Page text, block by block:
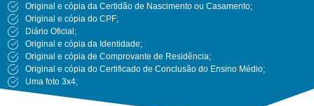
Original e cópia da Certidão de Nascimento ou Casamento;
Original e cópia do CPF;
Diário Oficial;
Original e cópia da Identidade;
Original e cópia de Comprovante de Residência;
Original e cópia do Certificado de Conclusão do Ensino Médio;
Uma foto 3x4;